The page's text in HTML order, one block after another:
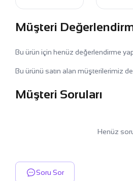
Müşteri
Bu ürün için henüz değerlendirme
Bu ürünü satın alan müşterilerimiz
Müşteri Soruları
Henüz
Soru Sor